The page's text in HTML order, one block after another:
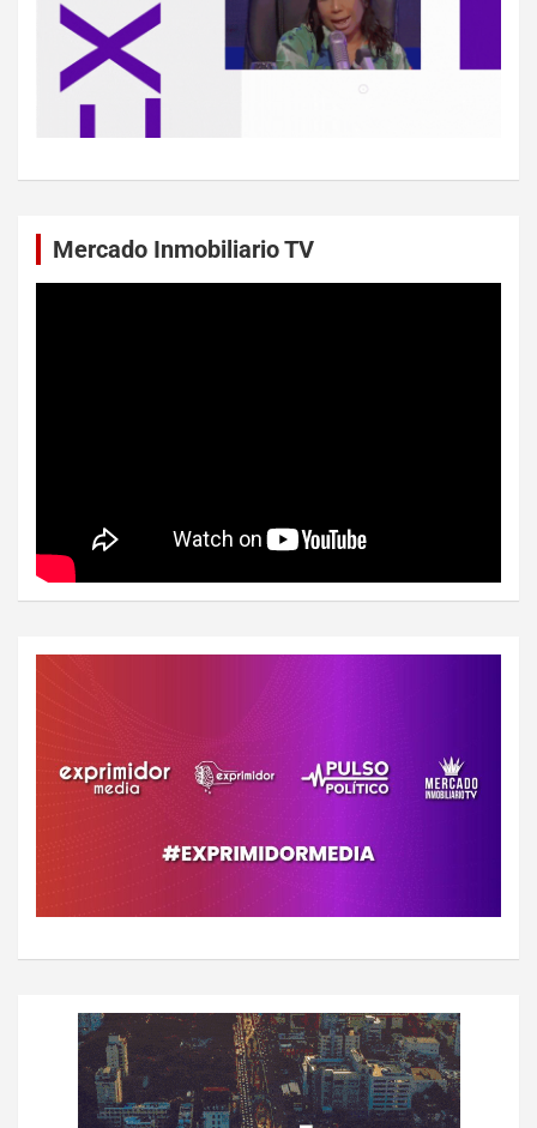
Mercado Inmobiliario TV